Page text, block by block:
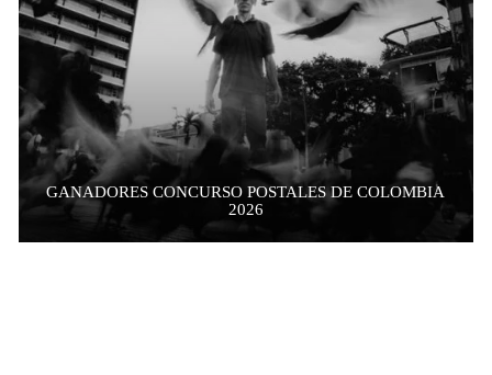
GANADORES CONCURSO POSTALES DE COLOMBIA
2026